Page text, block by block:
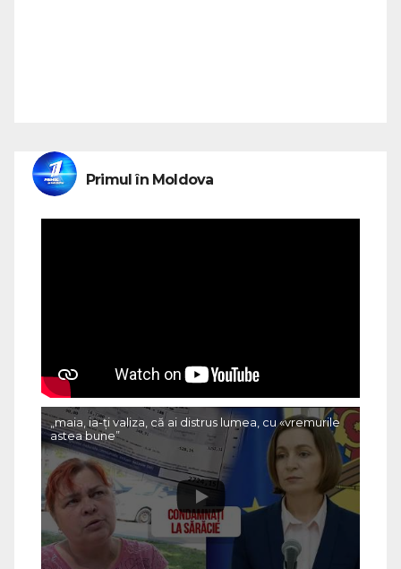
Primul în Moldova
„maia, ia-ți valiza, că ai distrus lumea, cu «vremurile
astea bune”